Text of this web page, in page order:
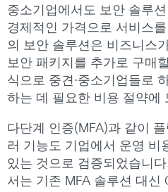
중소기업에서도 보안 솔루
경제적인 가격으로 서비스
의 보안 솔루션은 비즈니스
보안 패키지를 추가로 구매
식으로 중견·중소기업들로
하는 데 필요한 비용 절약에
다단계 인증(MFA)과 같이
러 기능도 기업에서 운영 비
있는 것으로 검증되었습니다
서는 기존 MFA 솔루션 대